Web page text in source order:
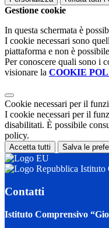
Gestione cookie
In questa schermata è
I cookie necessari sono
piattaforma e non è
Per conoscere quali sono i
visionare la COOKIE
Cookie necessari per il
I cookie necessari per il
disabilitati. È possibile
policy.
Accetta tutti Salva le
Istituto
Contatti
Istituto Comprensivo